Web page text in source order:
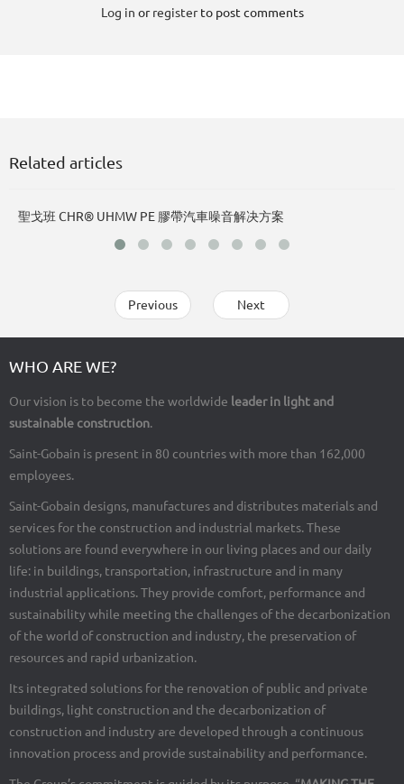
Log in orregisterto post comments
Related articles
聖戈班 CHR® UHMW PE 膠帶汽車噪音解决方案
Previous Next
WHO ARE WE?
Our vision is to become the worldwide leader in light and
sustainable construction.
Saint-Gobain is present in 80 countries with more than 162,000
employees.
Saint-Gobain designs, manufactures and distributes materials and
services for the construction and industrial markets. These
solutions are found everywhere in our living places and our daily
life: in buildings, transportation, infrastructure and in many
industrial applications. They provide comfort, performance and
sustainability while meeting the challenges of the decarbonization
of the world of construction and industry, the preservation of
resources and rapid urbanization.
Its integrated solutions for the renovation of public and private
buildings, light construction and the decarbonization of
construction and industry are developed through a continuous
innovation process and provide sustainability and performance.